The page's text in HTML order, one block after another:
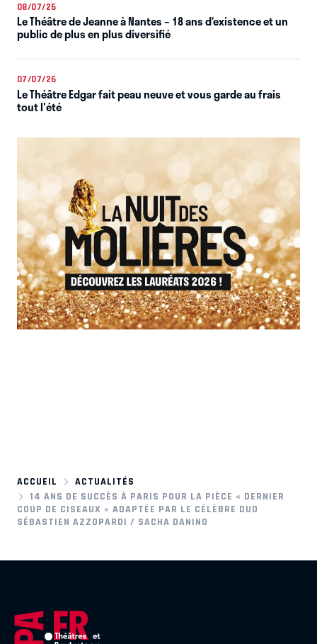
08/07/26
Le Théâtre de Jeanne à Nantes – 18 ans d’existence et un
public de plus en plus diversifié
07/07/26
Le Théâtre Edgar fait peau neuve et vous garde au frais
tout l'été
ACCUEIL
ACTUALITÉS
14 ANS DE SUCCÈS À PARIS POUR LA PIÈCE « DERNIER
COUP DE CISEAUX » ADAPTÉE PAR LE CÉLÈBRE DUO
SÉBASTIEN AZZOPARDI / SACHA DANINO